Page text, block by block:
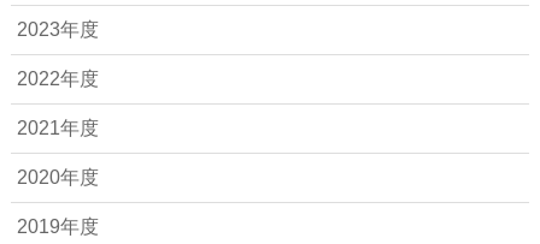
2023年度
2022年度
2021年度
2020年度
2019年度